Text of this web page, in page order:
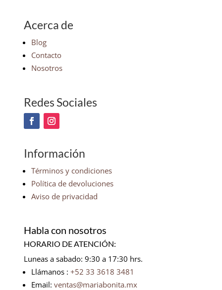
Acerca de
Blog
Contacto
Nosotros
Redes Sociales
Información
Términos y condiciones
Política de devoluciones
Aviso de privacidad
Habla con nosotros
HORARIO DE ATENCIÓN:
Luneas a sabado: 9:30 a 17:30 hrs.
Llámanos : +52 33 3618 3481
Email: ventas@mariabonita.mx